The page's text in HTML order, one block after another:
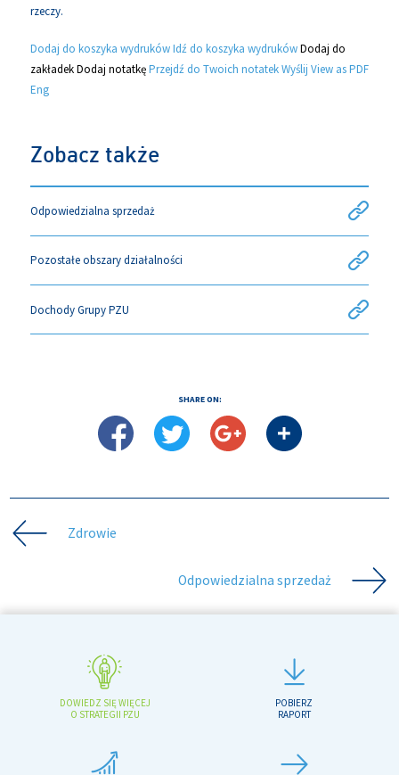
rzeczy.
Dodaj do koszyka wydruków Idź do koszyka wydruków Dodaj do
zakładek Dodaj notatkę Przejdź do Twoich notatek Wyślij View as PDF
Eng
Zobacz także
Odpowiedzialna sprzedaż
Pozostałe obszary działalności
Dochody Grupy PZU
SHARE ON:
Zdrowie
Odpowiedzialna sprzedaż
DOWIEDZ SIĘ WIĘCEJ
O STRATEGII PZU
POBIERZ
RAPORT